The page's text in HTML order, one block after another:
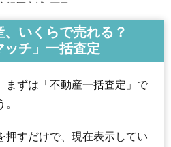
沢区六浦3丁目
金沢八景駅（18分）
1,220万円
ョンナビで
査定をする
金沢八景B棟
いくらで売れる？
ッチ」一括査定
まずは「不動産一括査定」で
押すだけで、現在表示してい